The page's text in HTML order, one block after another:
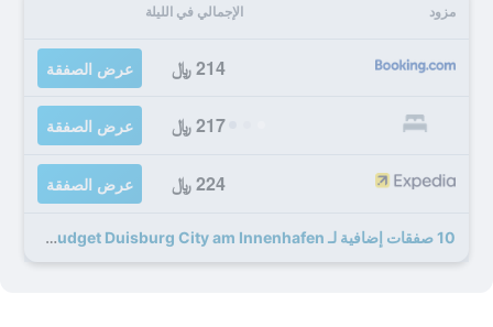
مزود الإجمالي في الليلة
214 ﷼ عرض الصفقة
217 ﷼ عرض الصفقة
224 ﷼ عرض الصفقة
10 صفقات إضافية لـ Ibis Budget Duisburg City am Innenhafen